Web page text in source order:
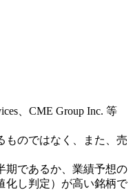
、CME Group Inc. 等
ものではなく、また、売
期であるか、業績予想の
化し判定）が高い銘柄で